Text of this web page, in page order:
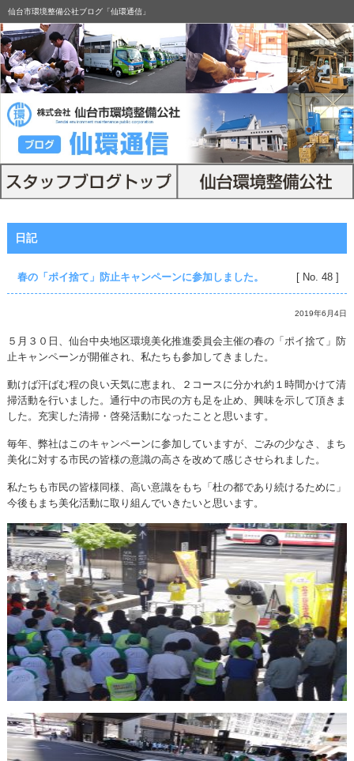
仙台市環境整備公社ブログ「仙環通信」
日記
春の「ポイ捨て」防止キャンペーンに参加しました。 [ No. 48 ]
2019年6月4日
５月３０日、仙台中央地区環境美化推進委員会主催の春の「ポイ捨て」防
止キャンペーンが開催され、私たちも参加してきました。
動けば汗ばむ程の良い天気に恵まれ、２コースに分かれ約１時間かけて清
掃活動を行いました。通行中の市民の方も足を止め、興味を示して頂きま
した。充実した清掃・啓発活動になったことと思います。
毎年、弊社はこのキャンペーンに参加していますが、ごみの少なさ、まち
美化に対する市民の皆様の意識の高さを改めて感じさせられました。
私たちも市民の皆様同様、高い意識をもち「杜の都であり続けるために」
今後もまち美化活動に取り組んでいきたいと思います。